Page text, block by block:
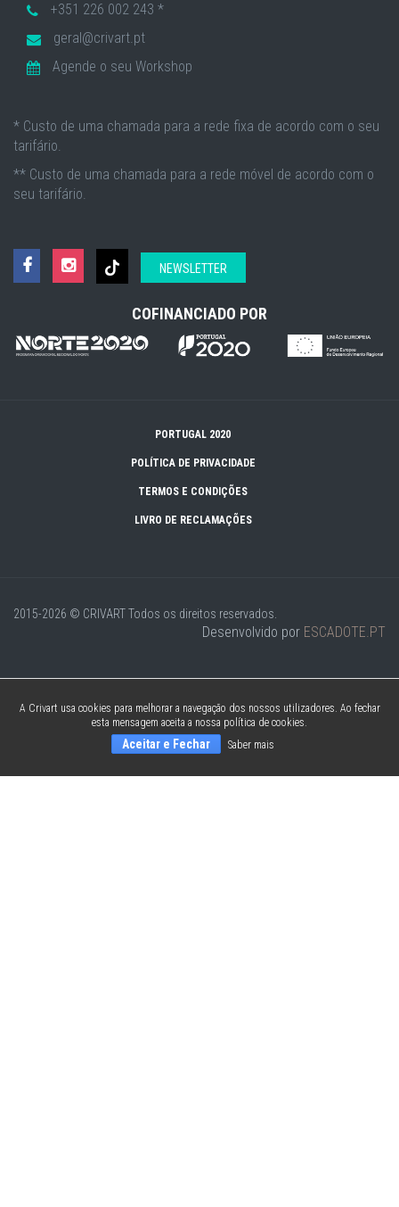
+351 226 002 243 *
geral@crivart.pt
Agende o seu Workshop
* Custo de uma chamada para a rede fixa de acordo com o seu
tarifário.
** Custo de uma chamada para a rede móvel de acordo com o
seu tarifário.
NEWSLETTER
COFINANCIADO POR
PORTUGAL 2020
POLÍTICA DE PRIVACIDADE
TERMOS E CONDIÇÕES
LIVRO DE RECLAMAÇÕES
2015-2026 © CRIVARTTodos os direitos reservados.
Desenvolvido por ESCADOTE.PT
A Crivart usa cookies para melhorar a navegação dos nossos utilizadores. Ao fechar
esta mensagem aceita a nossa política de cookies.
Aceitar e Fechar Saber mais